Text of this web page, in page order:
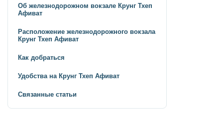
Об железнодорожном вокзале Крунг Тхеп
Афиват
Расположение железнодорожного вокзала
Крунг Тхеп Афиват
Как добраться
Удобства на Крунг Тхеп Афиват
Связанные статьи